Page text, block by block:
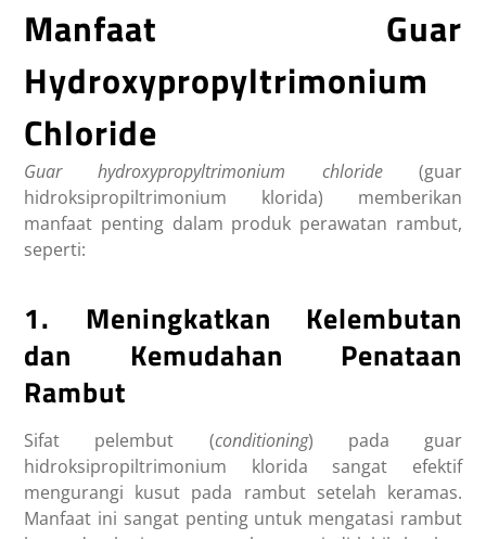
Manfaat Guar
Hydroxypropyltrimonium
Chloride
Guar hydroxypropyltrimonium chloride(guar
hidroksipropiltrimonium klorida) memberikan
manfaat penting dalam produk perawatan rambut,
seperti:
1. Meningkatkan Kelembutan
dan Kemudahan Penataan
Rambut
Sifat pelembut (conditioning) pada guar
hidroksipropiltrimonium klorida sangat efektif
mengurangi kusut pada rambut setelah keramas.
Manfaat ini sangat penting untuk mengatasi rambut